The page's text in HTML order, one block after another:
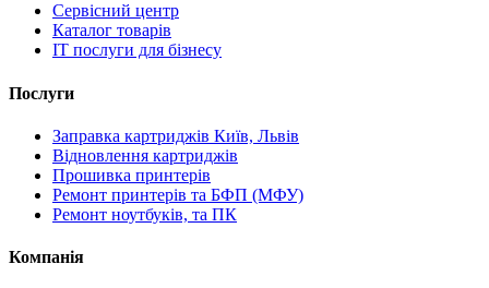
Сервісний центр
Каталог товарів
IT послуги для бізнесу
Послуги
Заправка картриджів Київ, Львів
Відновлення картриджів
Прошивка принтерів
Ремонт принтерів та БФП (МФУ)
Ремонт ноутбуків, та ПК
Компанія